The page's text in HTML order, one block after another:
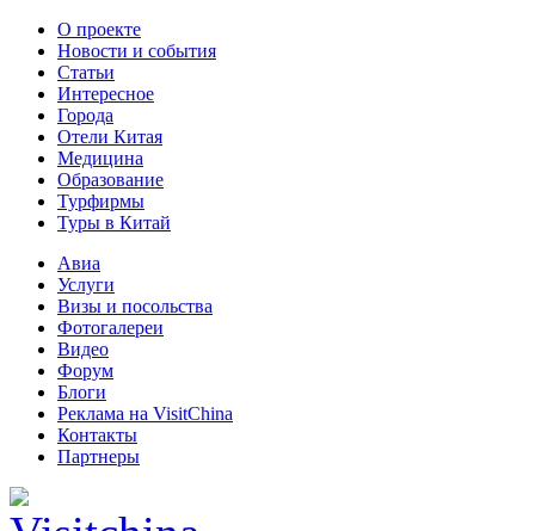
О проекте
Новости и события
Статьи
Интересное
Города
Отели Китая
Медицина
Образование
Турфирмы
Туры в Китай
Авиа
Услуги
Визы и посольства
Фотогалереи
Видео
Форум
Блоги
Реклама на VisitChina
Контакты
Партнеры